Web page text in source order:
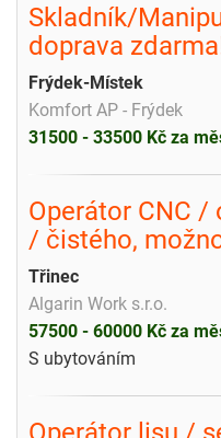
Skladník/
doprava
Frýdek-Místek
Komfort AP - Frýdek
31500 - 33500 Kč za
Operátor CNC /
/ čistého,
Třinec
Algarin Work s.r.o.
57500 - 60000 Kč za
S ubytováním